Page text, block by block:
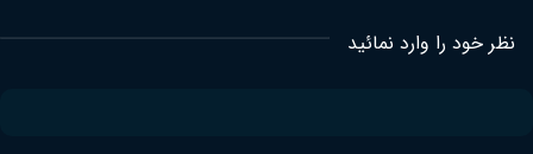
نظر خود را وارد نمائید